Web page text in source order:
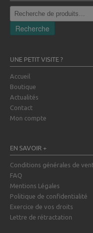
Recherche
pour :
Recherche
UNE PETIT VISITE ?
Accueil
Boutique
Actualités
Contact
Mon compte
EN SAVOIR +
Conditions générales de
FAQ
Mentions Légales
Politique de confidentialité
Exercice de vos droits
Lettre de rétractation